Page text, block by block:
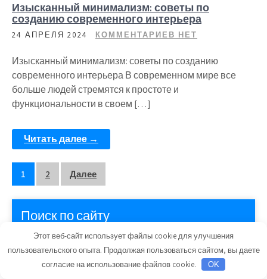
Изысканный минимализм: советы по
созданию современного интерьера
24 АПРЕЛЯ 2024 КОММЕНТАРИЕВ НЕТ
Изысканный минимализм: советы по созданию
современного интерьера В современном мире все
больше людей стремятся к простоте и
функциональности в своем […]
Читать далее →
Пагинация
записей
1 2 Далее
Поиск по сайту
Этот веб-сайт использует файлы cookie для улучшения
пользовательского опыта. Продолжая пользоваться сайтом, вы даете
согласие на использование файлов cookie.
OK